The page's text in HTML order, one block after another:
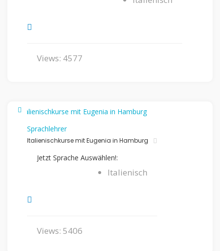
Views: 4577
Sprachlehrer
Italienischkurse mit Eugenia in Hamburg
Jetzt Sprache Auswählen!:
Italienisch
Views: 5406